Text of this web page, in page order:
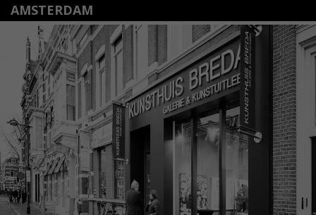
AMSTERDAM
Amstelveenseweg 135
1075 VX Amsterdam
+31 (0)20 2332546
info@kunsthuisamsterdam.nl
Lees meer